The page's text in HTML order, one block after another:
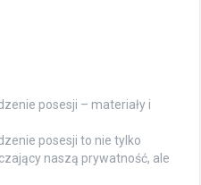
posesji – materiały i
posesji to nie tylko
naszą prywatność, ale